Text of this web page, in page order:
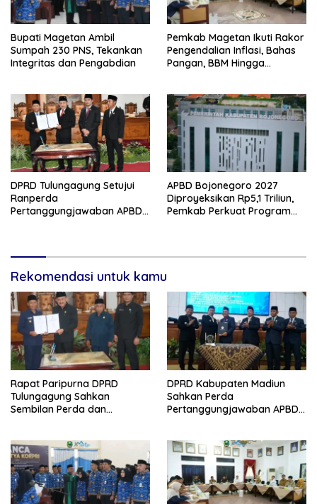
Bupati Magetan Ambil
Sumpah 230 PNS, Tekankan
Integritas dan Pengabdian
Pemkab Magetan Ikuti Rakor
Pengendalian Inflasi, Bahas
Pangan, BBM Hingga
DPRD Tulungagung Setujui
Ranperda
Pertanggungjawaban APBD
APBD Bojonegoro 2027
Diproyeksikan Rp5,1 Triliun,
Pemkab Perkuat Program
Rekomendasi untuk kamu
Rapat Paripurna DPRD
Tulungagung Sahkan
Sembilan Perda dan
DPRD Kabupaten Madiun
Sahkan Perda
Pertanggungjawaban APBD